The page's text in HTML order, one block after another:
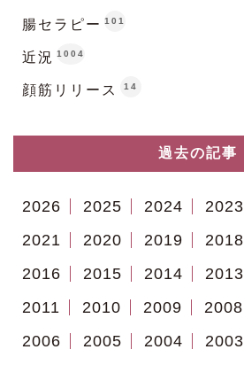
腸セラピー 101
近況 1004
顔筋リリース 14
過去の記事
2026 2025 2024 2023
2021
2020 2019 2018
2016
2015 2014 2013
2011
2010 2009 2008
2006
2005 2004 2003